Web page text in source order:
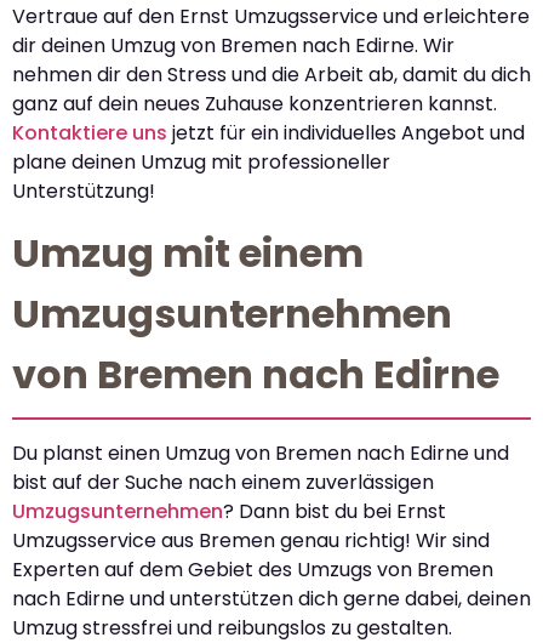
Vertraue auf den Ernst Umzugsservice und erleichtere
dir deinen Umzug von Bremen nach Edirne. Wir
nehmen dir den Stress und die Arbeit ab, damit du dich
ganz auf dein neues Zuhause konzentrieren kannst.
Kontaktiere uns jetzt für ein individuelles Angebot und
plane deinen Umzug mit professioneller
Unterstützung!
Umzug mit einem
Umzugsunternehmen
von Bremen nach Edirne
Du planst einen Umzug von Bremen nach Edirne und
bist auf der Suche nach einem zuverlässigen
Umzugsunternehmen? Dann bist du bei Ernst
Umzugsservice aus Bremen genau richtig! Wir sind
Experten auf dem Gebiet des Umzugs von Bremen
nach Edirne und unterstützen dich gerne dabei, deinen
Umzug stressfrei und reibungslos zu gestalten.